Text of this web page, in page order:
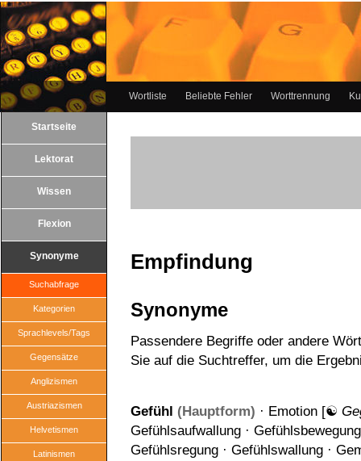
Wortliste Beliebte Fehler Worttrennung
Startseite
Lektorat
Wissen
Flexion
Synonyme
Suchabfrage
Kategorien
Sprachlevels/Tags
Gegensätze
Anglizismen
Austriazismen
Helvetismen
Latinismen
Empfindung
Synonyme
Passendere Begriffe oder andere
Sie auf die Suchtreffer, um die
Gefühl (Hauptform) · Emotion [☯
Gefühlsaufwallung · Gefühlsbewegung
Gefühlsregung · Gefühlswallung ·